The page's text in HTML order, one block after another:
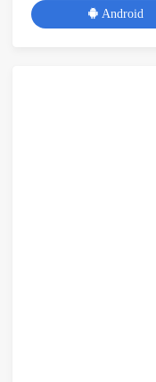
Android